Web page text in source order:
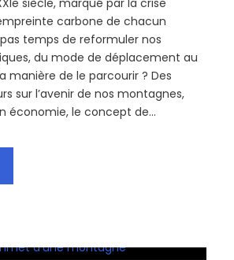
carbone de chacun
temps de reformuler nos
du mode de déplacement au
manière de le parcourir ? Des
sur l’avenir de nos montagnes,
économie, le concept de...